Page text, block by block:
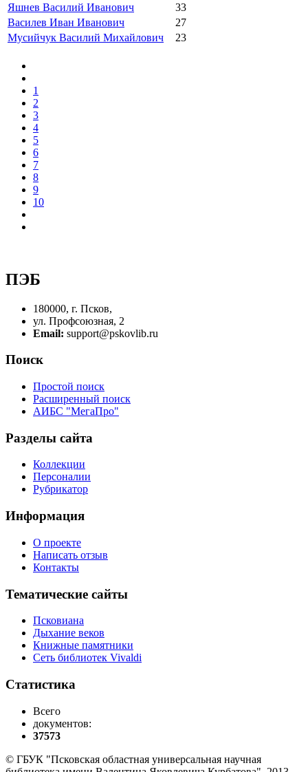
Яшнев Василий Иванович
33
Василев Иван Иванович
27
Мусийчук Василий Михайлович
23
1
2
3
4
5
6
7
8
9
10
ПЭБ
180000, г. Псков,
ул. Профсоюзная, 2
Email: support@pskovlib.ru
Поиск
Простой поиск
Расширенный поиск
АИБС "МегаПро"
Разделы сайта
Коллекции
Персоналии
Рубрикатор
Информация
О проекте
Написать отзыв
Контакты
Тематические сайты
Псковиана
Дыхание веков
Книжные памятники
Сеть библиотек Vivaldi
Статистика
Всего
документов:
37573
© ГБУК "Псковская областная универсальная научная